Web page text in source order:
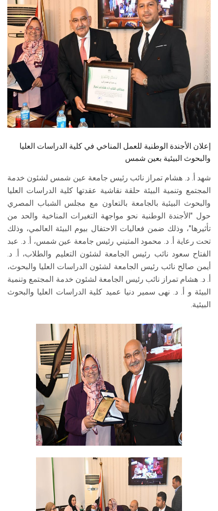
هيئة التدريس
الدراسات العليا
الخريجين
الموظفون
الزائـرون
إعلان الأجندة الوطنية للعمل المناخي في كلية الدراسات العليا
والبحوث البيئية بعين شمس
شهد أ. د. هشام تمراز نائب رئيس جامعة عين شمس لشئون خدمة
المجتمع وتنمية البيئة حلقة نقاشية عقدتها كلية الدراسات العليا
والبحوث البيئية بالجامعة بالتعاون مع مجلس الشباب المصري
حول "الأجندة الوطنية نحو مواجهة التغيرات المناخية والحد من
تأثيرها"، وذلك ضمن فعاليات الاحتفال بيوم البيئة العالمي، وذلك
تحت رعاية أ. د. محمود المتيني رئيس جامعة عين شمس، أ. د. عبد
الفتاح سعود نائب رئيس الجامعة لشئون التعليم والطلاب، أ. د.
أيمن صالح نائب رئيس الجامعة لشئون الدراسات العليا والبحوث،
أ. د. هشام تمراز نائب رئيس الجامعة لشئون خدمة المجتمع وتنمية
البيئة و أ. د. نهى سمير دنيا عميد كلية الدراسات العليا والبحوث
البيئية.